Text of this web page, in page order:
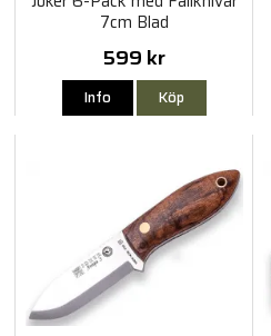
7cm Blad
599 kr
Info Köp